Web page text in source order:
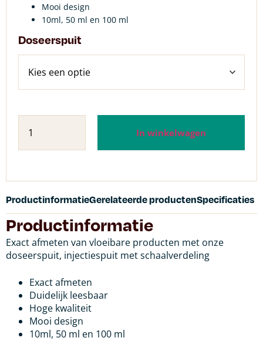
Mooi design
10ml, 50 ml en 100 ml
Doseerspuit
In winkelwagen
ProductinformatieGerelateerde productenSpecificaties
Productinformatie
Exact afmeten van vloeibare producten met onze
doseerspuit, injectiespuit met schaalverdeling
Exact afmeten
Duidelijk leesbaar
Hoge kwaliteit
Mooi design
10ml, 50 ml en 100 ml